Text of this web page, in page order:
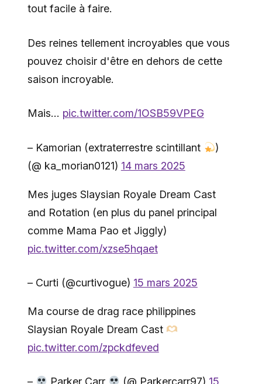
tout facile à faire.
Des reines tellement incroyables que vous
pouvez choisir d'être en dehors de cette
saison incroyable.
Mais… pic.twitter.com/1OSB59VPEG
– Kamorian (extraterrestre scintillant
)
(@ ka_morian0121) 14 mars 2025
Mes juges Slaysian Royale Dream Cast
and Rotation (en plus du panel principal
comme Mama Pao et Jiggly)
pic.twitter.com/xzse5hqaet
– Curti (@curtivogue) 15 mars 2025
Ma course de drag race philippines
Slaysian Royale Dream Cast
pic.twitter.com/zpckdfeved